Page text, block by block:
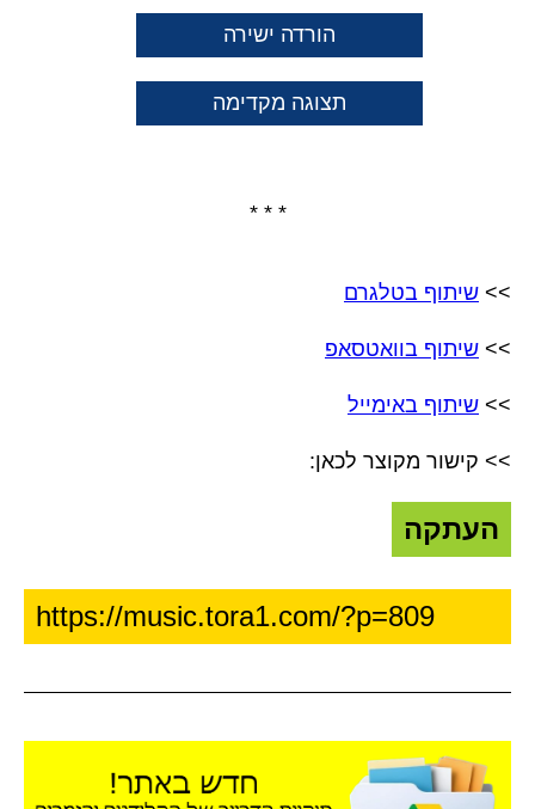
הורדה ישירה
תצוגה מקדימה
* * *
>> שיתוף בטלגרם
>> שיתוף בוואטסאפ
>> שיתוף באימייל
>> קישור מקוצר לכאן:
העתקה